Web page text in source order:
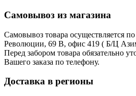
Самовывоз из магазина
Самовывоз товара осуществляется
Революции, 69 В, офис 419 ( Б/Ц
Перед забором товара обязательно
Вашего заказа по телефону.
Доставка в регионы